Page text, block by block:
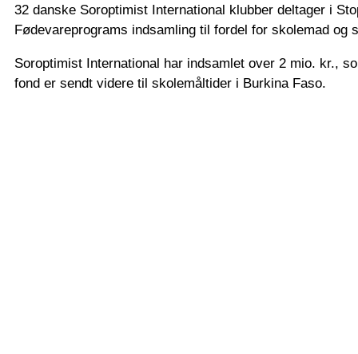
32 danske Soroptimist International klubber deltager i
Fødevareprograms indsamling til fordel for skolemad og
Soroptimist International har indsamlet over 2 mio. kr.,
fond er sendt videre til skolemåltider i Burkina Faso.